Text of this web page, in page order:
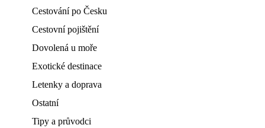
Cestování po Česku
Cestovní pojištění
Dovolená u moře
Exotické destinace
Letenky a doprava
Ostatní
Tipy a průvodci